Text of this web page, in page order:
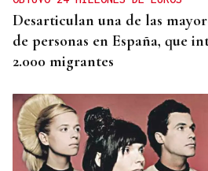
Desarticulan una de las
de personas en España, que
2.000 migrantes